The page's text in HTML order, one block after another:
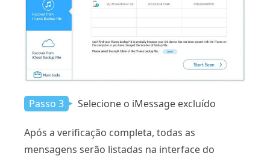
Passo 3 Selecione o iMessage excluído
Após a verificação completa, todas as
mensagens serão listadas na interface do